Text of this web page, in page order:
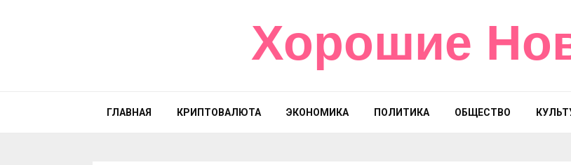
Хорошие
ГЛАВНАЯ КРИПТОВАЛЮТА ЭКОНОМИКА ПОЛИТИКА ОБЩЕСТВО